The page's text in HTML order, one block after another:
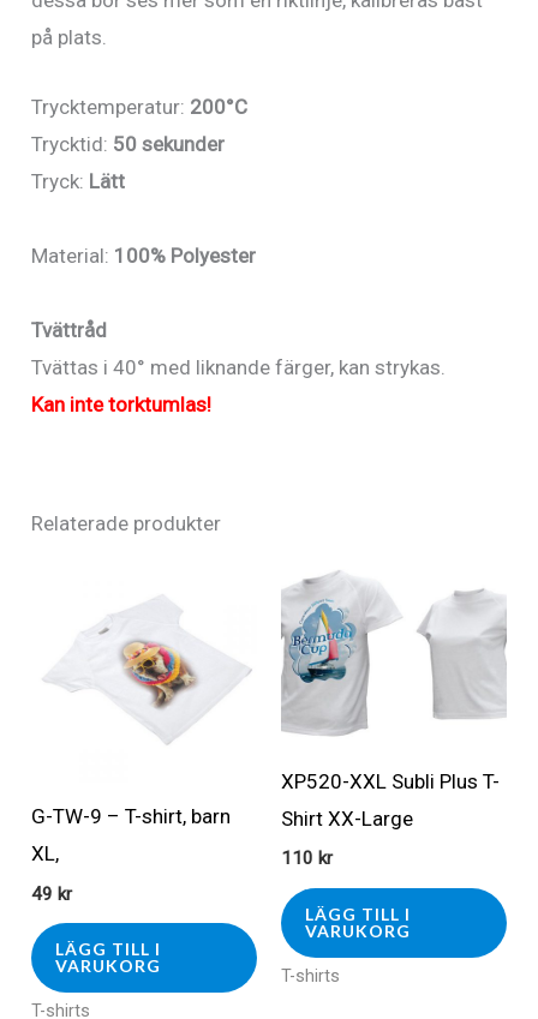
på plats.
Trycktemperatur: 200°C
Trycktid: 50 sekunder
Tryck: Lätt
Material: 100% Polyester
Tvättråd
Tvättas i 40° med liknande färger, kan strykas.
Kan inte torktumlas!
Relaterade produkter
G-TW-9 – T-shirt, barn
XL,
49 kr
LÄGG TILL I
VARUKORG
T-shirts
XP520-XXL Subli Plus T-
Shirt XX-Large
110 kr
LÄGG TILL I
VARUKORG
T-shirts